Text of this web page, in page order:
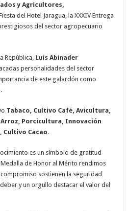
y Agricultores,
del Hotel Jaragua, la XXXIV Entrega
del sector agropecuario
República, Luis Abinader
personalidades del sector
de este galardón como
Tabaco, Cultivo Café, Avicultura,
Porcicultura, Innovación
Cultivo Cacao.
es un símbolo de gratitud
de Honor al Mérito rendimos
sostienen la seguridad
y un orgullo destacar el valor del